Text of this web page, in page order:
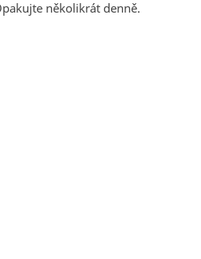
několikrát denně.